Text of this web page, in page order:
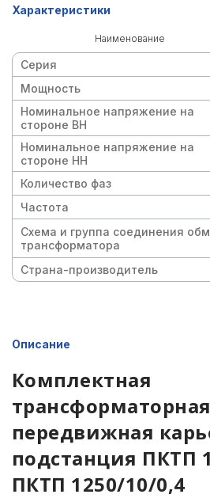
Характеристики
Наименование
Серия
Мощность
Номинальное напряжение на
стороне ВН
Номинальное напряжение на
стороне НН
Количество фаз
Частота
Схема и группа соединения
трансформатора
Страна-производитель
Описание
Комплектная
трансформаторная
передвижная
подстанция ПКТП
ПКТП 1250/10/0,4